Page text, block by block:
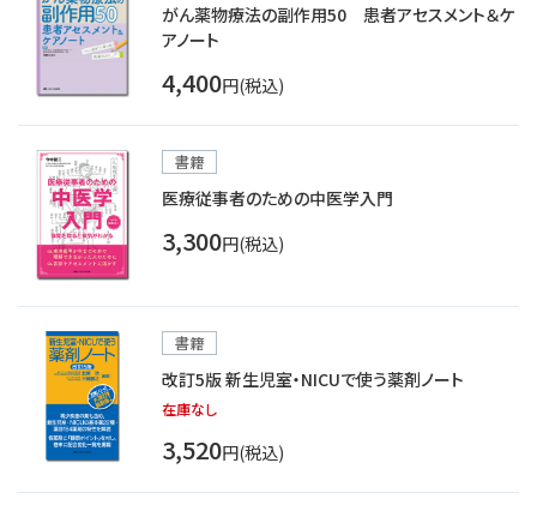
がん薬物療法の副作用50 患者アセスメント＆ケ
アノート
4,400円(税込)
書籍
医療従事者のための中医学入門
3,300円(税込)
書籍
改訂5版 新生児室・NICUで使う薬剤ノート
在庫なし
3,520円(税込)